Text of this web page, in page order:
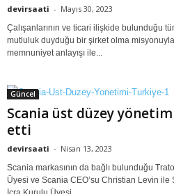
devirsaati - Mayıs 30, 2023
Çalışanlarının ve ticari ilişkide bulunduğu
mutluluk duyduğu bir şirket olma
memnuniyet anlayışı ile...
Güncel
Scania üst düzey
etti
devirsaati - Nisan 13, 2023
Scania markasının da bağlı bulunduğu
Üyesi ve Scania CEO’su Christian Levin ile